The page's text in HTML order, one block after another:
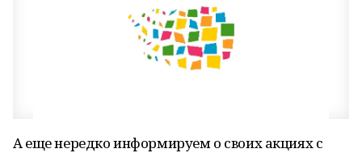
А еще нередко информируем о своих акциях с